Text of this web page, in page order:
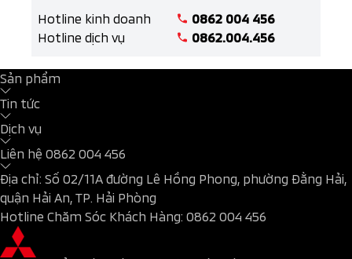
Hotline kinh doanh
Hotline dịch vụ
0862 004 456
0862.004.456
Sản phẩm
Tin tức
Dịch vụ
Liên hệ 0862 004 456
Địa chỉ: Số 02/11A đường Lê Hồng Phong, phường Đằng Hải,
quận Hải An, TP. Hải Phòng
Hotline Chăm Sóc Khách Hàng: 0862 004 456